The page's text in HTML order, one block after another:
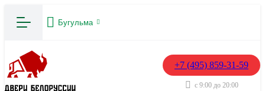
Бугульма
+7 (495) 859-31-59
с 9:00 до 20:00